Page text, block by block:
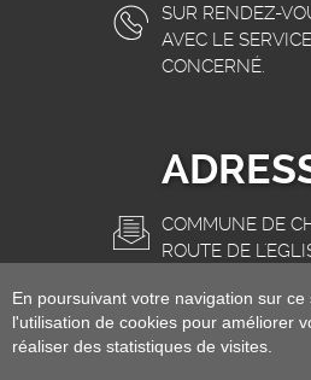
SUR RENDEZ-
AVEC LE SERVICE
CONCERNÉ.
COMMUNE DE
ROUTE DE
En poursuivant votre navigation sur
l'utilisation de cookies pour améliorer
réaliser des statistiques de visites.